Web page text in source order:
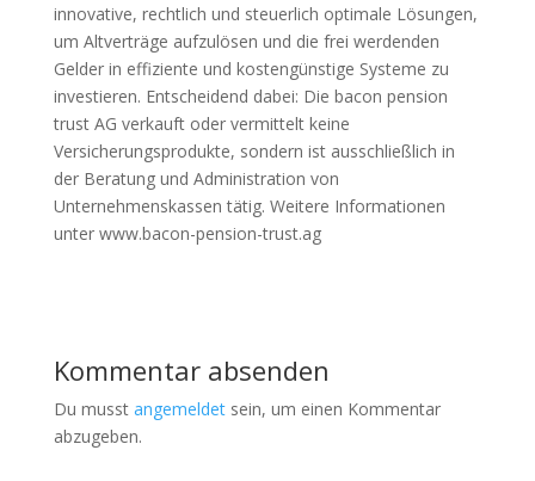
innovative, rechtlich und steuerlich optimale Lösungen,
um Altverträge aufzulösen und die frei werdenden
Gelder in effiziente und kostengünstige Systeme zu
investieren. Entscheidend dabei: Die bacon pension
trust AG verkauft oder vermittelt keine
Versicherungsprodukte, sondern ist ausschließlich in
der Beratung und Administration von
Unternehmenskassen tätig. Weitere Informationen
unter www.bacon-pension-trust.ag
Kommentar absenden
Du musst angemeldetsein, um einen Kommentar
abzugeben.